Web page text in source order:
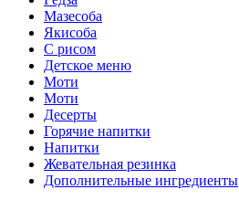
Мазесоба
Якисоба
С рисом
Детское меню
Моти
Моти
Десерты
Горячие напитки
Напитки
Жевательная резинка
Дополнительные ингредиенты